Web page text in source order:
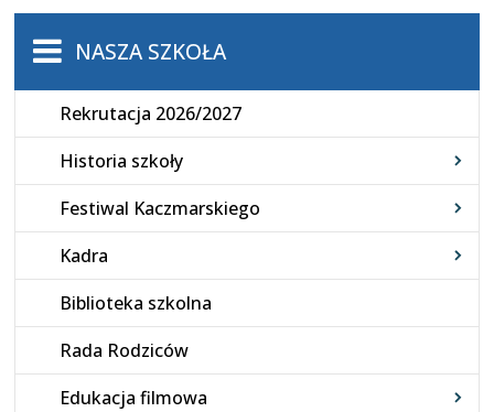
NASZA SZKOŁA
Rekrutacja 2026/2027
Historia szkoły
Festiwal Kaczmarskiego
Kadra
Biblioteka szkolna
Rada Rodziców
Edukacja filmowa